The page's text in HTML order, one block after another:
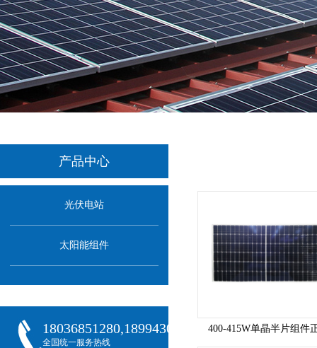
产品中心
光伏电站
太阳能组件
18036851280,18994301288,18068407382
全国统一服务热线
400-415W单晶半片组件